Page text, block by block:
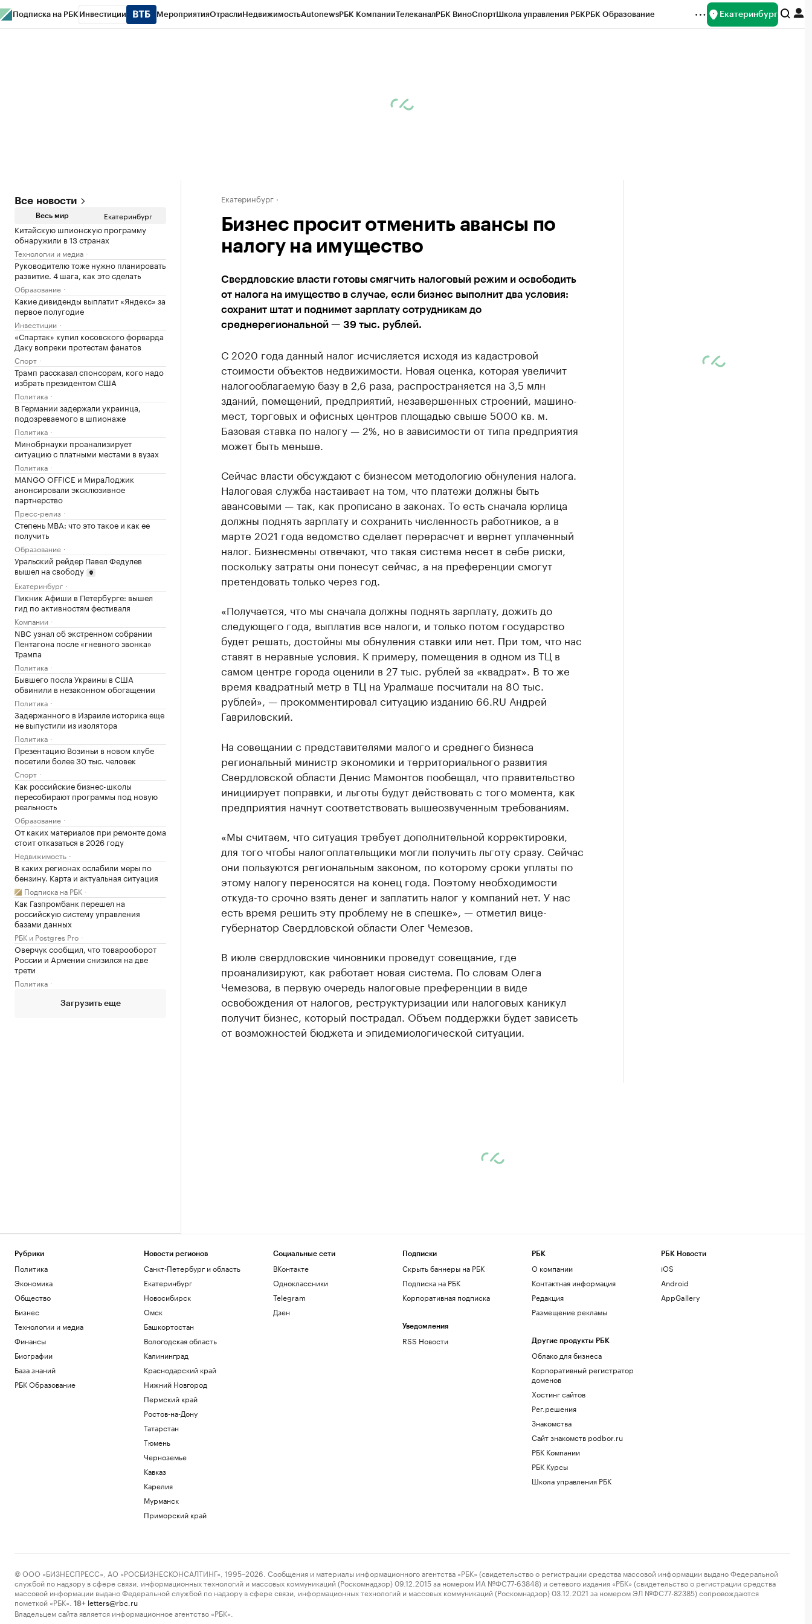
Подписка на РБК Инвестиции МероприятияОтраслиНедвижимостьAutonewsРБК КомпанииТелеканалРБК ВиноСпортШкола управления РБКРБК Образование Екатеринбург
Все новости
Весь мир Екатеринбург
Китайскую шпионскую программу
обнаружили в 13 странах
Технологии и медиа
Руководителю тоже нужно планировать
развитие. 4 шага, как это сделать
Образование
Какие дивиденды выплатит «Яндекс» за
первое полугодие
Инвестиции
«Спартак» купил косовского форварда
Даку вопреки протестам фанатов
Спорт
Трамп рассказал спонсорам, кого надо
избрать президентом США
Политика
В Германии задержали украинца,
подозреваемого в шпионаже
Политика
Минобрнауки проанализирует
ситуацию с платными местами в вузах
Политика
MANGO OFFICE и МираЛоджик
анонсировали эксклюзивное
партнерство
Пресс-релиз
Степень MBA: что это такое и как ее
получить
Образование
Уральский рейдер Павел Федулев
вышел на свободу
Екатеринбург
Пикник Афиши в Петербурге: вышел
гид по активностям фестиваля
Компании
NBC узнал об экстренном собрании
Пентагона после «гневного звонка»
Трампа
Политика
Бывшего посла Украины в США
обвинили в незаконном обогащении
Политика
Задержанного в Израиле историка еще
не выпустили из изолятора
Политика
Презентацию Возиньи в новом клубе
посетили более 30 тыс. человек
Спорт
Как российские бизнес-школы
пересобирают программы под новую
реальность
Образование
От каких материалов при ремонте дома
стоит отказаться в 2026 году
Недвижимость
В каких регионах ослабили меры по
бензину. Карта и актуальная ситуация
Подписка на РБК
Как Газпромбанк перешел на
российскую систему управления
базами данных
РБК и Postgres Pro
Оверчук сообщил, что товарооборот
России и Армении снизился на две
трети
Политика
Загрузить еще
Екатеринбург
Бизнес просит отменить авансы по
налогу на имущество
Свердловские власти готовы смягчить налоговый режим и освободить
от налога на имущество в случае, если бизнес выполнит два условия:
сохранит штат и поднимет зарплату сотрудникам до
среднерегиональной — 39 тыс. рублей.
С 2020 года данный налог исчисляется исходя из кадастровой
стоимости объектов недвижимости. Новая оценка, которая увеличит
налогооблагаемую базу в 2,6 раза, распространяется на 3,5 млн
зданий, помещений, предприятий, незавершенных строений, машино-
мест, торговых и офисных центров площадью свыше 5000 кв. м.
Базовая ставка по налогу — 2%, но в зависимости от типа предприятия
может быть меньше.
Сейчас власти обсуждают с бизнесом методологию обнуления налога.
Налоговая служба настаивает на том, что платежи должны быть
авансовыми — так, как прописано в законах. То есть сначала юрлица
должны поднять зарплату и сохранить численность работников, а в
марте 2021 года ведомство сделает перерасчет и вернет уплаченный
налог. Бизнесмены отвечают, что такая система несет в себе риски,
поскольку затраты они понесут сейчас, а на преференции смогут
претендовать только через год.
«Получается, что мы сначала должны поднять зарплату, дожить до
следующего года, выплатив все налоги, и только потом государство
будет решать, достойны мы обнуления ставки или нет. При том, что нас
ставят в неравные условия. К примеру, помещения в одном из ТЦ в
самом центре города оценили в 27 тыс. рублей за «квадрат». В то же
время квадратный метр в ТЦ на Уралмаше посчитали на 80 тыс.
рублей», — прокомментировал ситуацию изданию 66.RU Андрей
Гавриловский.
На совещании с представителями малого и среднего бизнеса
региональный министр экономики и территориального развития
Свердловской области Денис Мамонтов пообещал, что правительство
инициирует поправки, и льготы будут действовать с того момента, как
предприятия начнут соответствовать вышеозвученным требованиям.
«Мы считаем, что ситуация требует дополнительной корректировки,
для того чтобы налогоплательщики могли получить льготу сразу. Сейчас
они пользуются региональным законом, по которому сроки уплаты по
этому налогу переносятся на конец года. Поэтому необходимости
откуда-то срочно взять денег и заплатить налог у компаний нет. У нас
есть время решить эту проблему не в спешке», — отметил вице-
губернатор Свердловской области Олег Чемезов.
В июле свердловские чиновники проведут совещание, где
проанализируют, как работает новая система. По словам Олега
Чемезова, в первую очередь налоговые преференции в виде
освобождения от налогов, реструктуризации или налоговых каникул
получит бизнес, который пострадал. Объем поддержки будет зависеть
от возможностей бюджета и эпидемиологической ситуации.
Рубрики
Политика
Экономика
Общество
Бизнес
Технологии и медиа
Финансы
Биографии
База знаний
РБК Образование
Новости регионов
Санкт-Петербург и область
Екатеринбург
Новосибирск
Омск
Башкортостан
Вологодская область
Калининград
Краснодарский край
Нижний Новгород
Пермский край
Ростов-на-Дону
Татарстан
Тюмень
Черноземье
Кавказ
Карелия
Мурманск
Приморский край
Социальные сети
ВКонтакте
Одноклассники
Telegram
Дзен
Подписки
Скрыть баннеры на РБК
Подписка на РБК
Корпоративная подписка
Уведомления
RSS Новости
РБК
О компании
Контактная информация
Редакция
Размещение рекламы
Другие продукты РБК
Облако для бизнеса
Корпоративный регистратор
доменов
Хостинг сайтов
Рег.решения
Знакомства
Сайт знакомств podbor.ru
РБК Компании
РБК Курсы
Школа управления РБК
РБК Новости
iOS
Android
AppGallery
© ООО «БИЗНЕСПРЕСС», АО «РОСБИЗНЕСКОНСАЛТИНГ», 1995–2026. Сообщения и материалы информационного агентства «РБК» (свидетельство о регистрации средства массовой информации выдано Федеральной
службой по надзору в сфере связи, информационных технологий и массовых коммуникаций (Роскомнадзор) 09.12.2015 за номером ИА №ФС77-63848) и сетевого издания «РБК» (свидетельство о регистрации средства
массовой информации выдано Федеральной службой по надзору в сфере связи, информационных технологий и массовых коммуникаций (Роскомнадзор) 03.12.2021 за номером ЭЛ №ФС77-82385) сопровождаются
пометкой «РБК».
18+ letters@rbc.ru
Владельцем сайта является информационное агентство «РБК».